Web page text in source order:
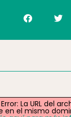
La URL del
en el mismo